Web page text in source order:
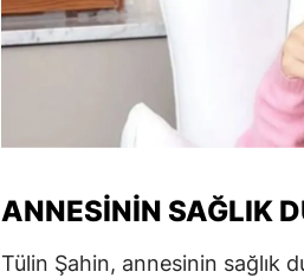
ANNESININ SAĞLIK
Tülin Şahin, annesinin sağlık